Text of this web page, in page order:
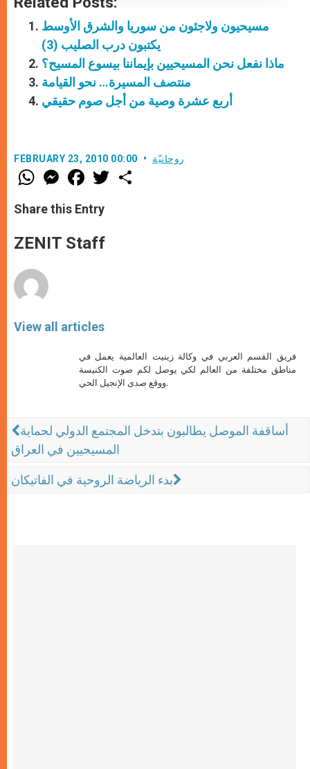
مسيحيون ولاجئون من سوريا والشرق الأوسط
يكتبون درب الصليب (3)
ماذا نفعل نحن المسيحيين بإيماننا بيسوع المسيح؟
منتصف المسيرة… نحو القيامة
أربع عشرة وصية من أجل صوم حقيقي
FEBRUARY 23, 2010 00:00 روحانيّة
W
h
t
s
p
p
M
e
s
e
g
e
F
a
e
b
o
k
w
Share this Entry
ZENIT Staff
View all articles
فريق القسم العربي في وكالة زينيت العالمية يعمل في
مناطق مختلفة من العالم لكي يوصل لكم صوت الكنيسة
ووقع صدى الإنجيل الحي.
أساقفة الموصل يطالبون بتدخل المجتمع الدولي لحماية
المسيحيين في العراق
بدء الرياضة الروحية في الفاتيكان